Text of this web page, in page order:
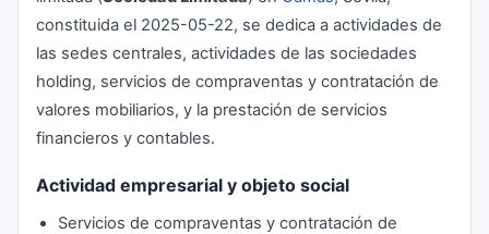
constituida el 2025-05-22, se dedica a actividades de
las sedes centrales, actividades de las sociedades
holding, servicios de compraventas y contratación de
valores mobiliarios, y la prestación de servicios
financieros y contables.
Actividad empresarial y objeto social
Servicios de compraventas y contratación de